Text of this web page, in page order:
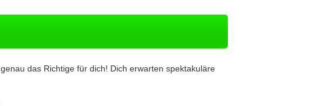
genau das Richtige für dich! Dich erwarten spektakuläre